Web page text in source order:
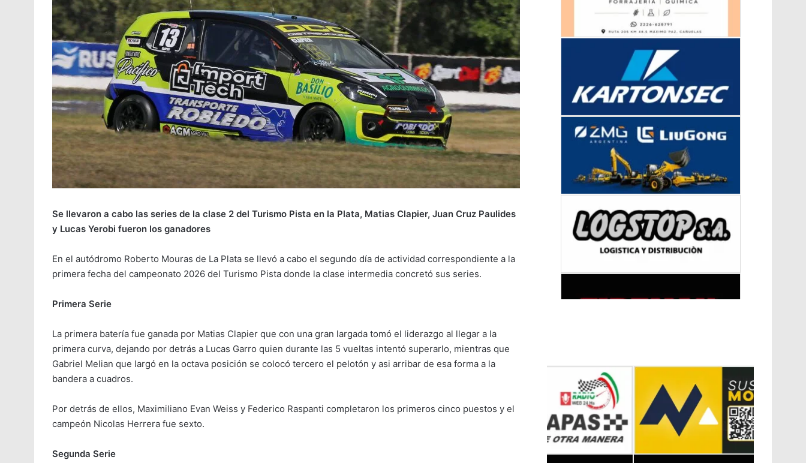
Se llevaron a cabo las series de la clase 2 del Turismo Pista en la Plata, Matias Clapier, Juan Cruz Paulides
y Lucas Yerobi fueron los ganadores
En el autódromo Roberto Mouras de La Plata se llevó a cabo el segundo día de actividad correspondiente a la
primera fecha del campeonato 2026 del Turismo Pista donde la clase intermedia concretó sus series.
Primera Serie
La primera batería fue ganada por Matias Clapier que con una gran largada tomó el liderazgo al llegar a la
primera curva, dejando por detrás a Lucas Garro quien durante las 5 vueltas intentó superarlo, mientras que
Gabriel Melian que largó en la octava posición se colocó tercero el pelotón y asi arribar de esa forma a la
bandera a cuadros.
Por detrás de ellos, Maximiliano Evan Weiss y Federico Raspanti completaron los primeros cinco puestos y el
campeón Nicolas Herrera fue sexto.
Segunda Serie